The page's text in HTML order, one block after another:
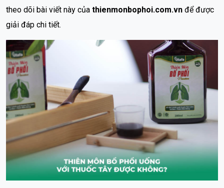
theo dõi bài viết này của thienmonbophoi.com.vn để được
giải đáp chi tiết.